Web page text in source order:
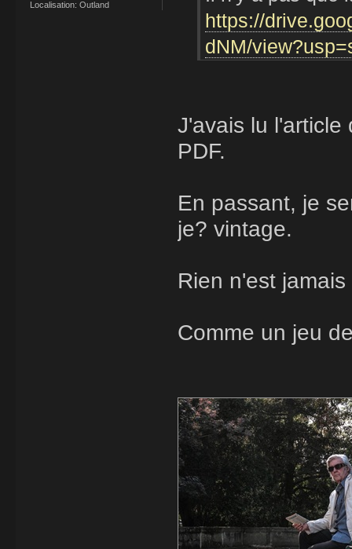
https://
dNM/
J'avais lu l'article
PDF.
En passant, je
je? vintage.
Rien n'est
Comme un jeu
Localisation: Outland